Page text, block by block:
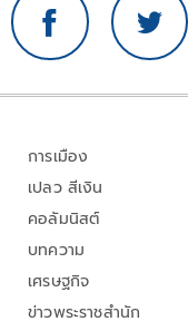
การเมือง
เปลว สีเงิน
คอลัมนิสต์
บทความ
เศรษฐกิจ
ข่าวพระราชสำนัก